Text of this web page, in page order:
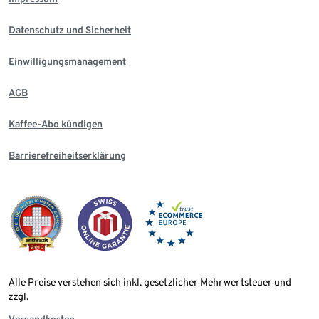
Datenschutz und Sicherheit
Einwilligungsmanagement
AGB
Kaffee-Abo kündigen
Barrierefreiheitserklärung
Alle Preise verstehen sich inkl. gesetzlicher Mehrwertsteuer und
zzgl.